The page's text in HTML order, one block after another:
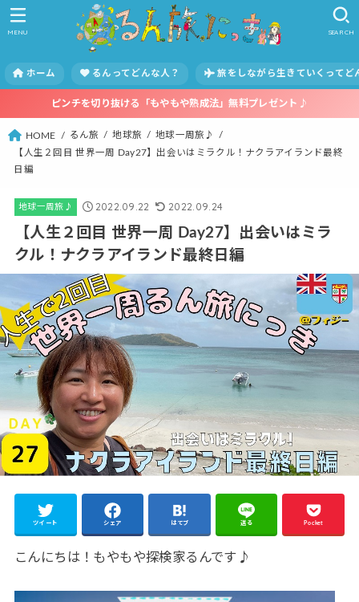
ホーム るんってどんな人？ 旅をしながら生きていくってど
SEARCH
MENU
ピンチを切り抜ける「もやもや熟成法」無料プレゼント♪
HOME るん旅 地球旅
地球一周旅♪
【人生２回目 世界一周 Day27】出会いはミラクル！ナクラアイランド最終
日編
地球一周旅♪ 2022.09.22 2022.09.24
【人生２回目 世界一周 Day27】出会いはミラ
クル！ナクラアイランド最終日編
ツイート シェア はてブ 送る Pocket
こんにちは！もやもや探検家るんです♪